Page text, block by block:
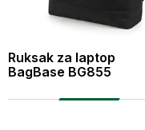
Ruksak za laptop
BagBase BG855